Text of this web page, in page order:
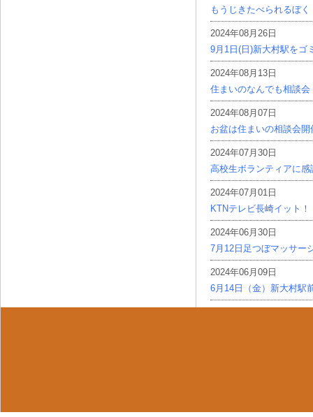
もうじきたべられるぼく
2024年08月26日
9月1日(日)新大村駅をゴ
2024年08月13日
住まいのなんでも相談会
2024年08月07日
お盆は住まいの相談会開
2024年07月30日
高校生ボランティアに感
2024年07月01日
KTNテレビ長崎イット！
2024年06月30日
7月12日足つぼマッサー
2024年06月09日
6月14日（金）新大村駅